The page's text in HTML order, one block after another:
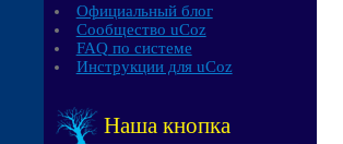
Официальный блог
Сообщество uCoz
FAQ по системе
Инструкции для uCoz
Наша кнопка